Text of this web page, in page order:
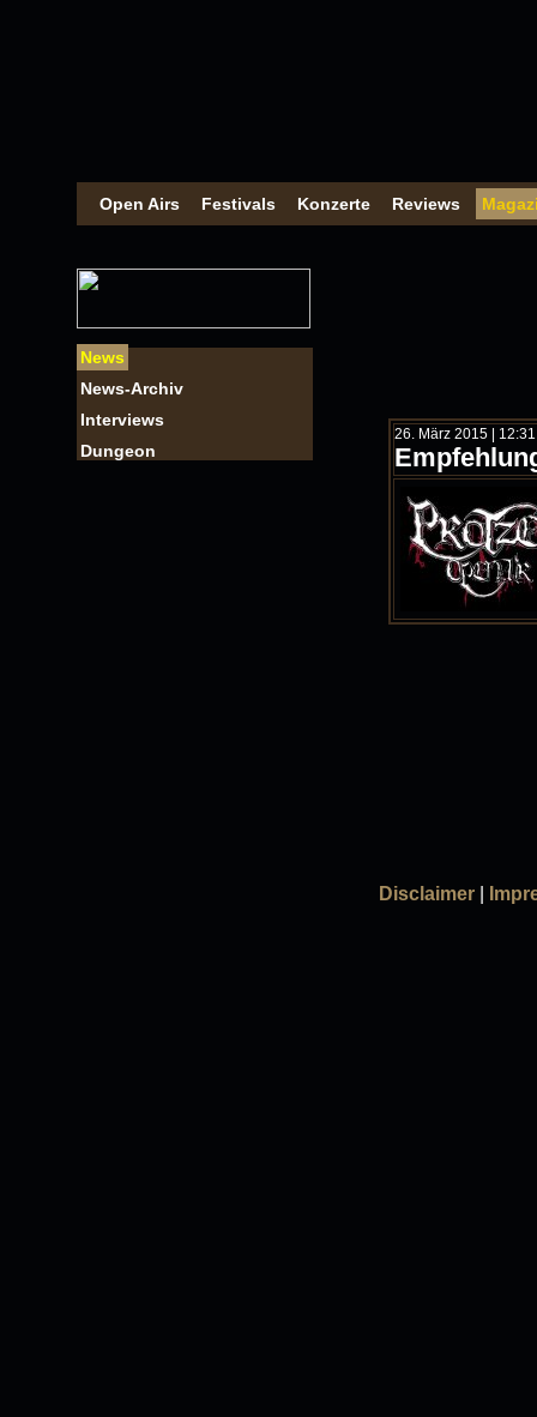
Open Airs Festivals Konzerte Reviews
News
News-Archiv
Interviews
Dungeon
26. März 2015 |
Disclaimer|